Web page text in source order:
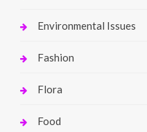
Environmental Issues
Fashion
Flora
Food